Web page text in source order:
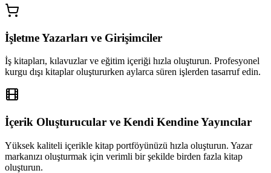
İşletme Yazarları ve Girişimciler
İş kitapları, kılavuzlar ve eğitim içeriği hızla oluşturun. Profesyonel
kurgu dışı kitaplar oluştururken aylarca süren işlerden tasarruf edin.
İçerik Oluşturucular ve Kendi Kendine Yayıncılar
Yüksek kaliteli içerikle kitap portföyünüzü hızla oluşturun. Yazar
markanızı oluşturmak için verimli bir şekilde birden fazla kitap
oluşturun.